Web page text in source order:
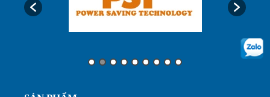
Ưu điểm của ống nhựa xếp định hình phi 200...